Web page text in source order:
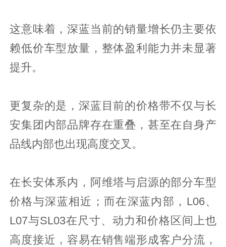
这意味着，深蓝当前的销量增长仍主要依
赖低价车型放量，整体盈利能力并未显著
提升。
更复杂的是，深蓝目前的价格带不仅与长
安集团内部品牌存在重叠，甚至在自身产
品线内部也出现高度交叉。
在长安体系内，阿维塔与启源的部分车型
价格与深蓝相近；而在深蓝内部，L06、
L07与SL03在尺寸、动力和价格区间上也
高度接近，容易在销售端形成客户分流，